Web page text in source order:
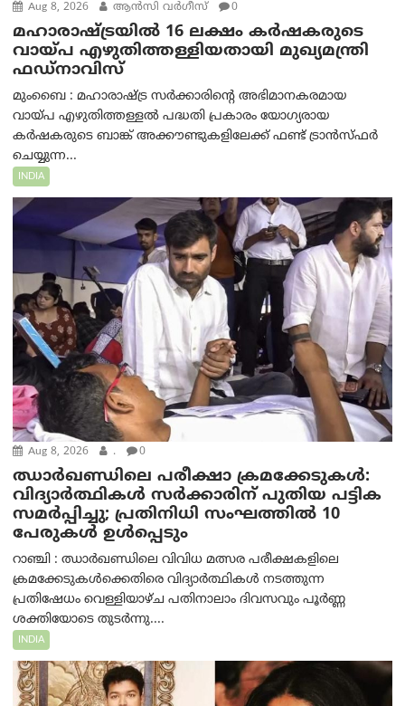
Aug 8, 2026 ആന്‍സി വര്‍ഗീസ് 0
മഹാരാഷ്ട്രയിൽ 16 ലക്ഷം കർഷകരുടെ
വായ്പ എഴുതിത്തള്ളിയതായി മുഖ്യമന്ത്രി
ഫഡ്‌നാവിസ്
മുംബൈ : മഹാരാഷ്ട്ര സർക്കാരിന്റെ അഭിമാനകരമായ
വായ്പ എഴുതിത്തള്ളൽ പദ്ധതി പ്രകാരം യോഗ്യരായ
കർഷകരുടെ ബാങ്ക് അക്കൗണ്ടുകളിലേക്ക് ഫണ്ട് ട്രാൻസ്ഫർ
ചെയ്യുന്ന...
INDIA
Aug 8, 2026 . 0
ഝാര്‍ഖണ്ഡിലെ പരീക്ഷാ ക്രമക്കേടുകള്‍:
വിദ്യാർത്ഥികൾ സർക്കാരിന് പുതിയ പട്ടിക
സമർപ്പിച്ചു; പ്രതിനിധി സംഘത്തിൽ 10
പേരുകൾ ഉൾപ്പെടും
റാഞ്ചി : ഝാർഖണ്ഡിലെ വിവിധ മത്സര പരീക്ഷകളിലെ
ക്രമക്കേടുകൾക്കെതിരെ വിദ്യാർത്ഥികൾ നടത്തുന്ന
പ്രതിഷേധം വെള്ളിയാഴ്ച പതിനാലാം ദിവസവും പൂർണ്ണ
ശക്തിയോടെ തുടർന്നു....
INDIA